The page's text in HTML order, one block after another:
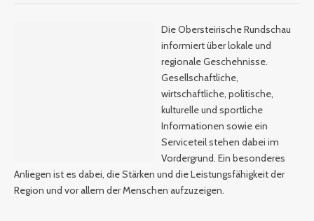
Die Obersteirische Rundschau
informiert über lokale und
regionale Geschehnisse.
Gesellschaftliche,
wirtschaftliche, politische,
kulturelle und sportliche
Informationen sowie ein
Serviceteil stehen dabei im
Vordergrund. Ein besonderes
Anliegen ist es dabei, die Stärken und die Leistungsfähigkeit der
Region und vor allem der Menschen aufzuzeigen.